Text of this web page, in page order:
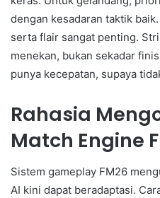
dengan kesadaran taktik
serta flair sangat penting.
menekan, bukan sekadar
punya kecepatan, supaya
Rahasia
Match Engine
Sistem gameplay FM26
AI kini dapat beradaptasi.